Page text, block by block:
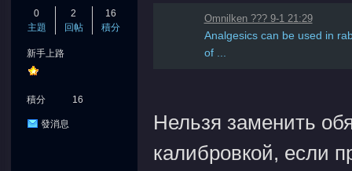
0
主題
2
回帖
16
積分
新手上路
積分 16
發消息
Omnilken ??? 9-1 21:29
Analgesics can be used in
of ...
Нельзя заменить
калибровкой, если